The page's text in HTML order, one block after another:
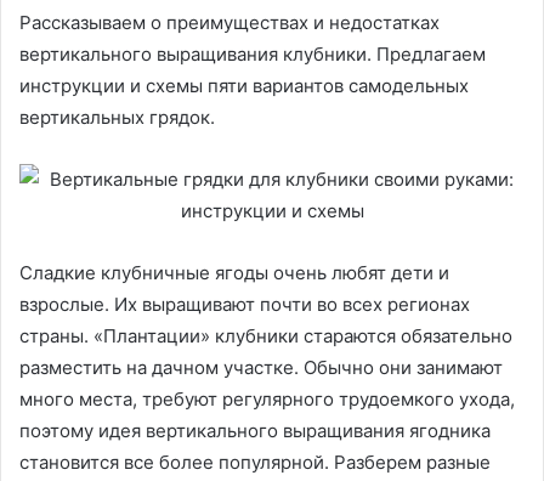
Рассказываем о преимуществах и недостатках
вертикального выращивания клубники. Предлагаем
инструкции и схемы пяти вариантов самодельных
вертикальных грядок.
Сладкие клубничные ягоды очень любят дети и
взрослые. Их выращивают почти во всех регионах
страны. «Плантации» клубники стараются обязательно
разместить на дачном участке. Обычно они занимают
много места, требуют регулярного трудоемкого ухода,
поэтому идея вертикального выращивания ягодника
становится все более популярной. Разберем разные